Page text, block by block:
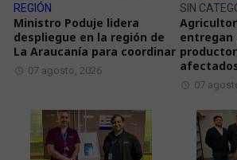
REGIÓN
Ministro Poduje lidera
despliegue en la región de
La Araucanía para coordinar
07 agosto, 2026
SIN
entregan
07